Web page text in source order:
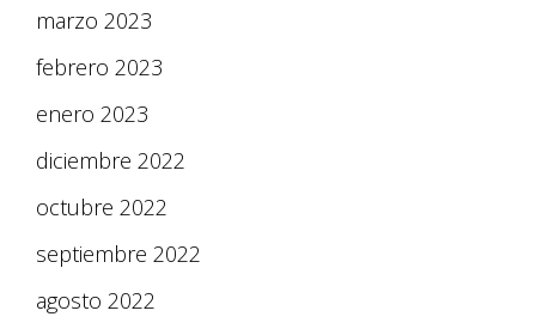
marzo 2023
febrero 2023
enero 2023
diciembre 2022
octubre 2022
septiembre 2022
agosto 2022